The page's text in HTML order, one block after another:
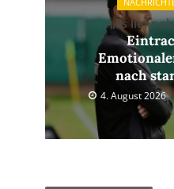
„Es lief
nach
4. August 2026